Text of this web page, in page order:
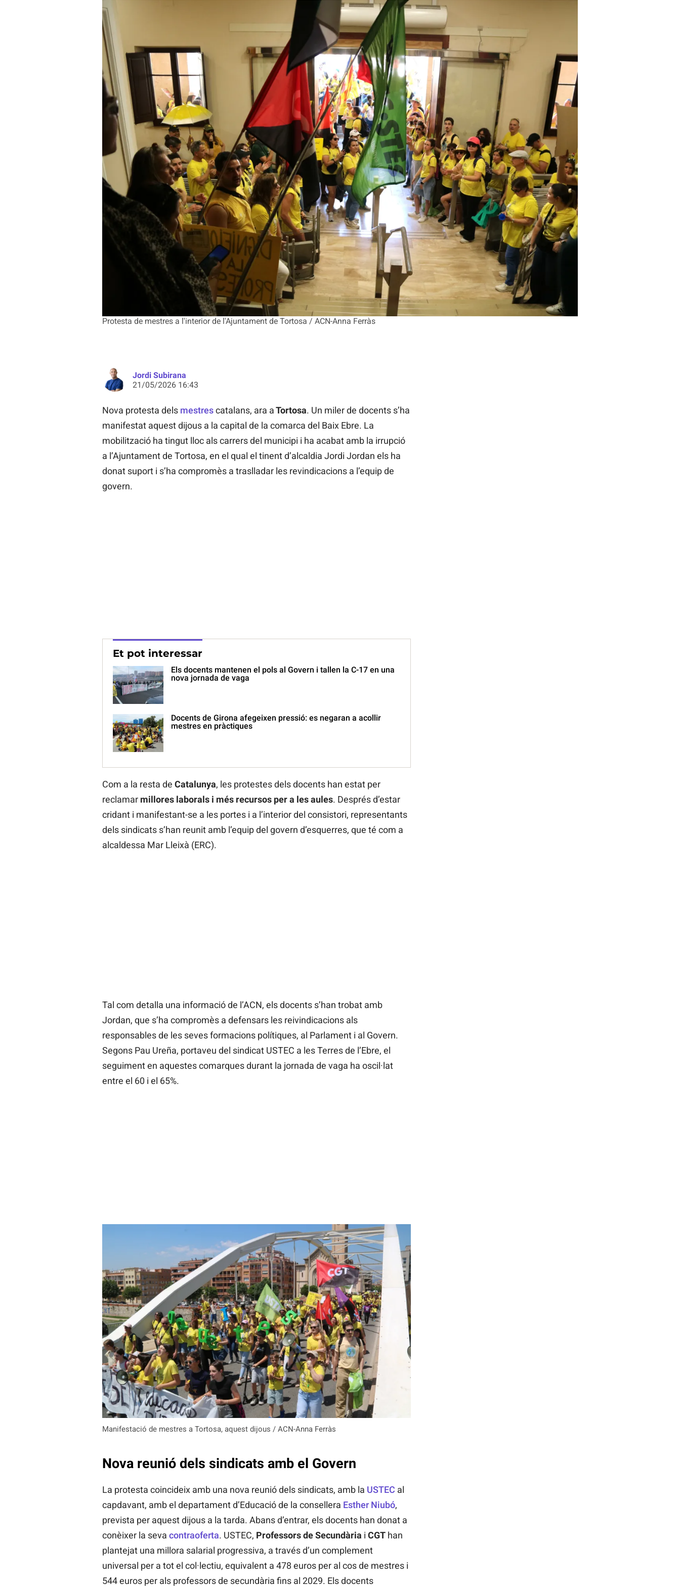
Protesta de mestres a l'interior de l'Ajuntament de Tortosa / ACN-Anna Ferràs
Jordi Subirana
21/05/2026 16:43
Nova protesta dels mestrescatalans, ara aTortosa. Un miler de docents s’ha
manifestat aquest dijous a la capital de la comarca del Baix Ebre. La
mobilització ha tingut lloc als carrers del municipi i ha acabat amb la irrupció
a l’Ajuntament de Tortosa, en el qual el tinent d’alcaldia Jordi Jordan els ha
donat suport i s’ha compromès a traslladar les revindicacions a l’equip de
govern.
Et pot interessar
Els docents mantenen el pols al Govern i tallen la C-17 en una
nova jornada de vaga
Docents de Girona afegeixen pressió: es negaran a acollir
mestres en pràctiques
Com a la resta de Catalunya, les protestes dels docents han estat per
reclamar millores laborals i més recursos per a les aules. Després d’estar
cridant i manifestant-se a les portes i a l’interior del consistori, representants
dels sindicats s’han reunit amb l’equip del govern d’esquerres, que té com a
alcaldessa Mar Lleixà (ERC).
Tal com detalla una informació de l’ACN, els docents s’han trobat amb
Jordan, que s’ha compromès a defensars les reivindicacions als
responsables de les seves formacions polítiques, al Parlament i al Govern.
Segons Pau Ureña, portaveu del sindicat USTEC a les Terres de l’Ebre, el
seguiment en aquestes comarques durant la jornada de vaga ha oscil·lat
entre el 60 i el 65%.
Manifestació de mestres a Tortosa, aquest dijous / ACN-Anna Ferràs
Nova reunió dels sindicats amb el Govern
La protesta coincideix amb una nova reunió dels sindicats, amb la USTEC al
capdavant, amb el departament d’Educació de la consellera Esther Niubó,
prevista per aquest dijous a la tarda. Abans d’entrar, els docents han donat a
conèixer la seva contraoferta. USTEC, Professors de Secundària i CGThan
plantejat una millora salarial progressiva, a través d’un complement
universal per a tot el col·lectiu, equivalent a 478 euros per al cos de mestres i
544 euros per als professors de secundària fins al 2029. Els docents